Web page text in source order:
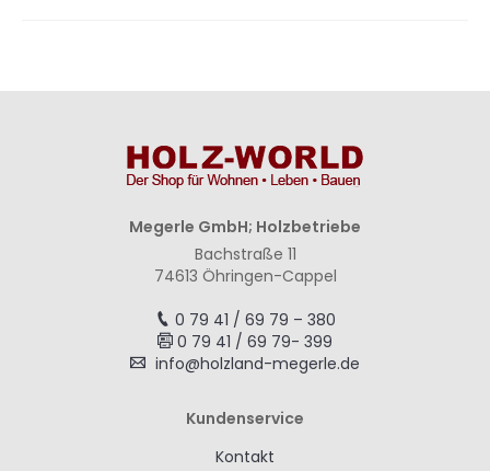
Megerle GmbH; Holzbetriebe
Bachstraße 11
74613 Öhringen-Cappel
0 79 41 / 69 79 – 380
0 79 41 / 69 79- 399
info@holzland-megerle.de
Kundenservice
Kontakt